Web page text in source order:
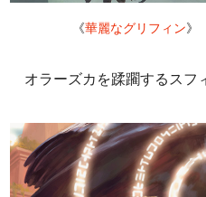
《華麗なグリフィン》
オラーズカを蹂躙するス